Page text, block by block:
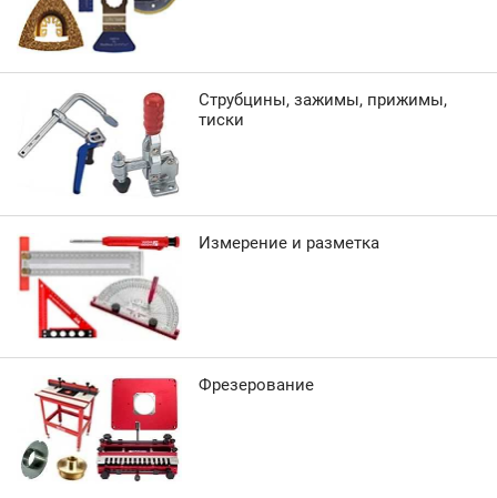
Струбцины, зажимы, прижимы,
тиски
Измерение и разметка
Фрезерование